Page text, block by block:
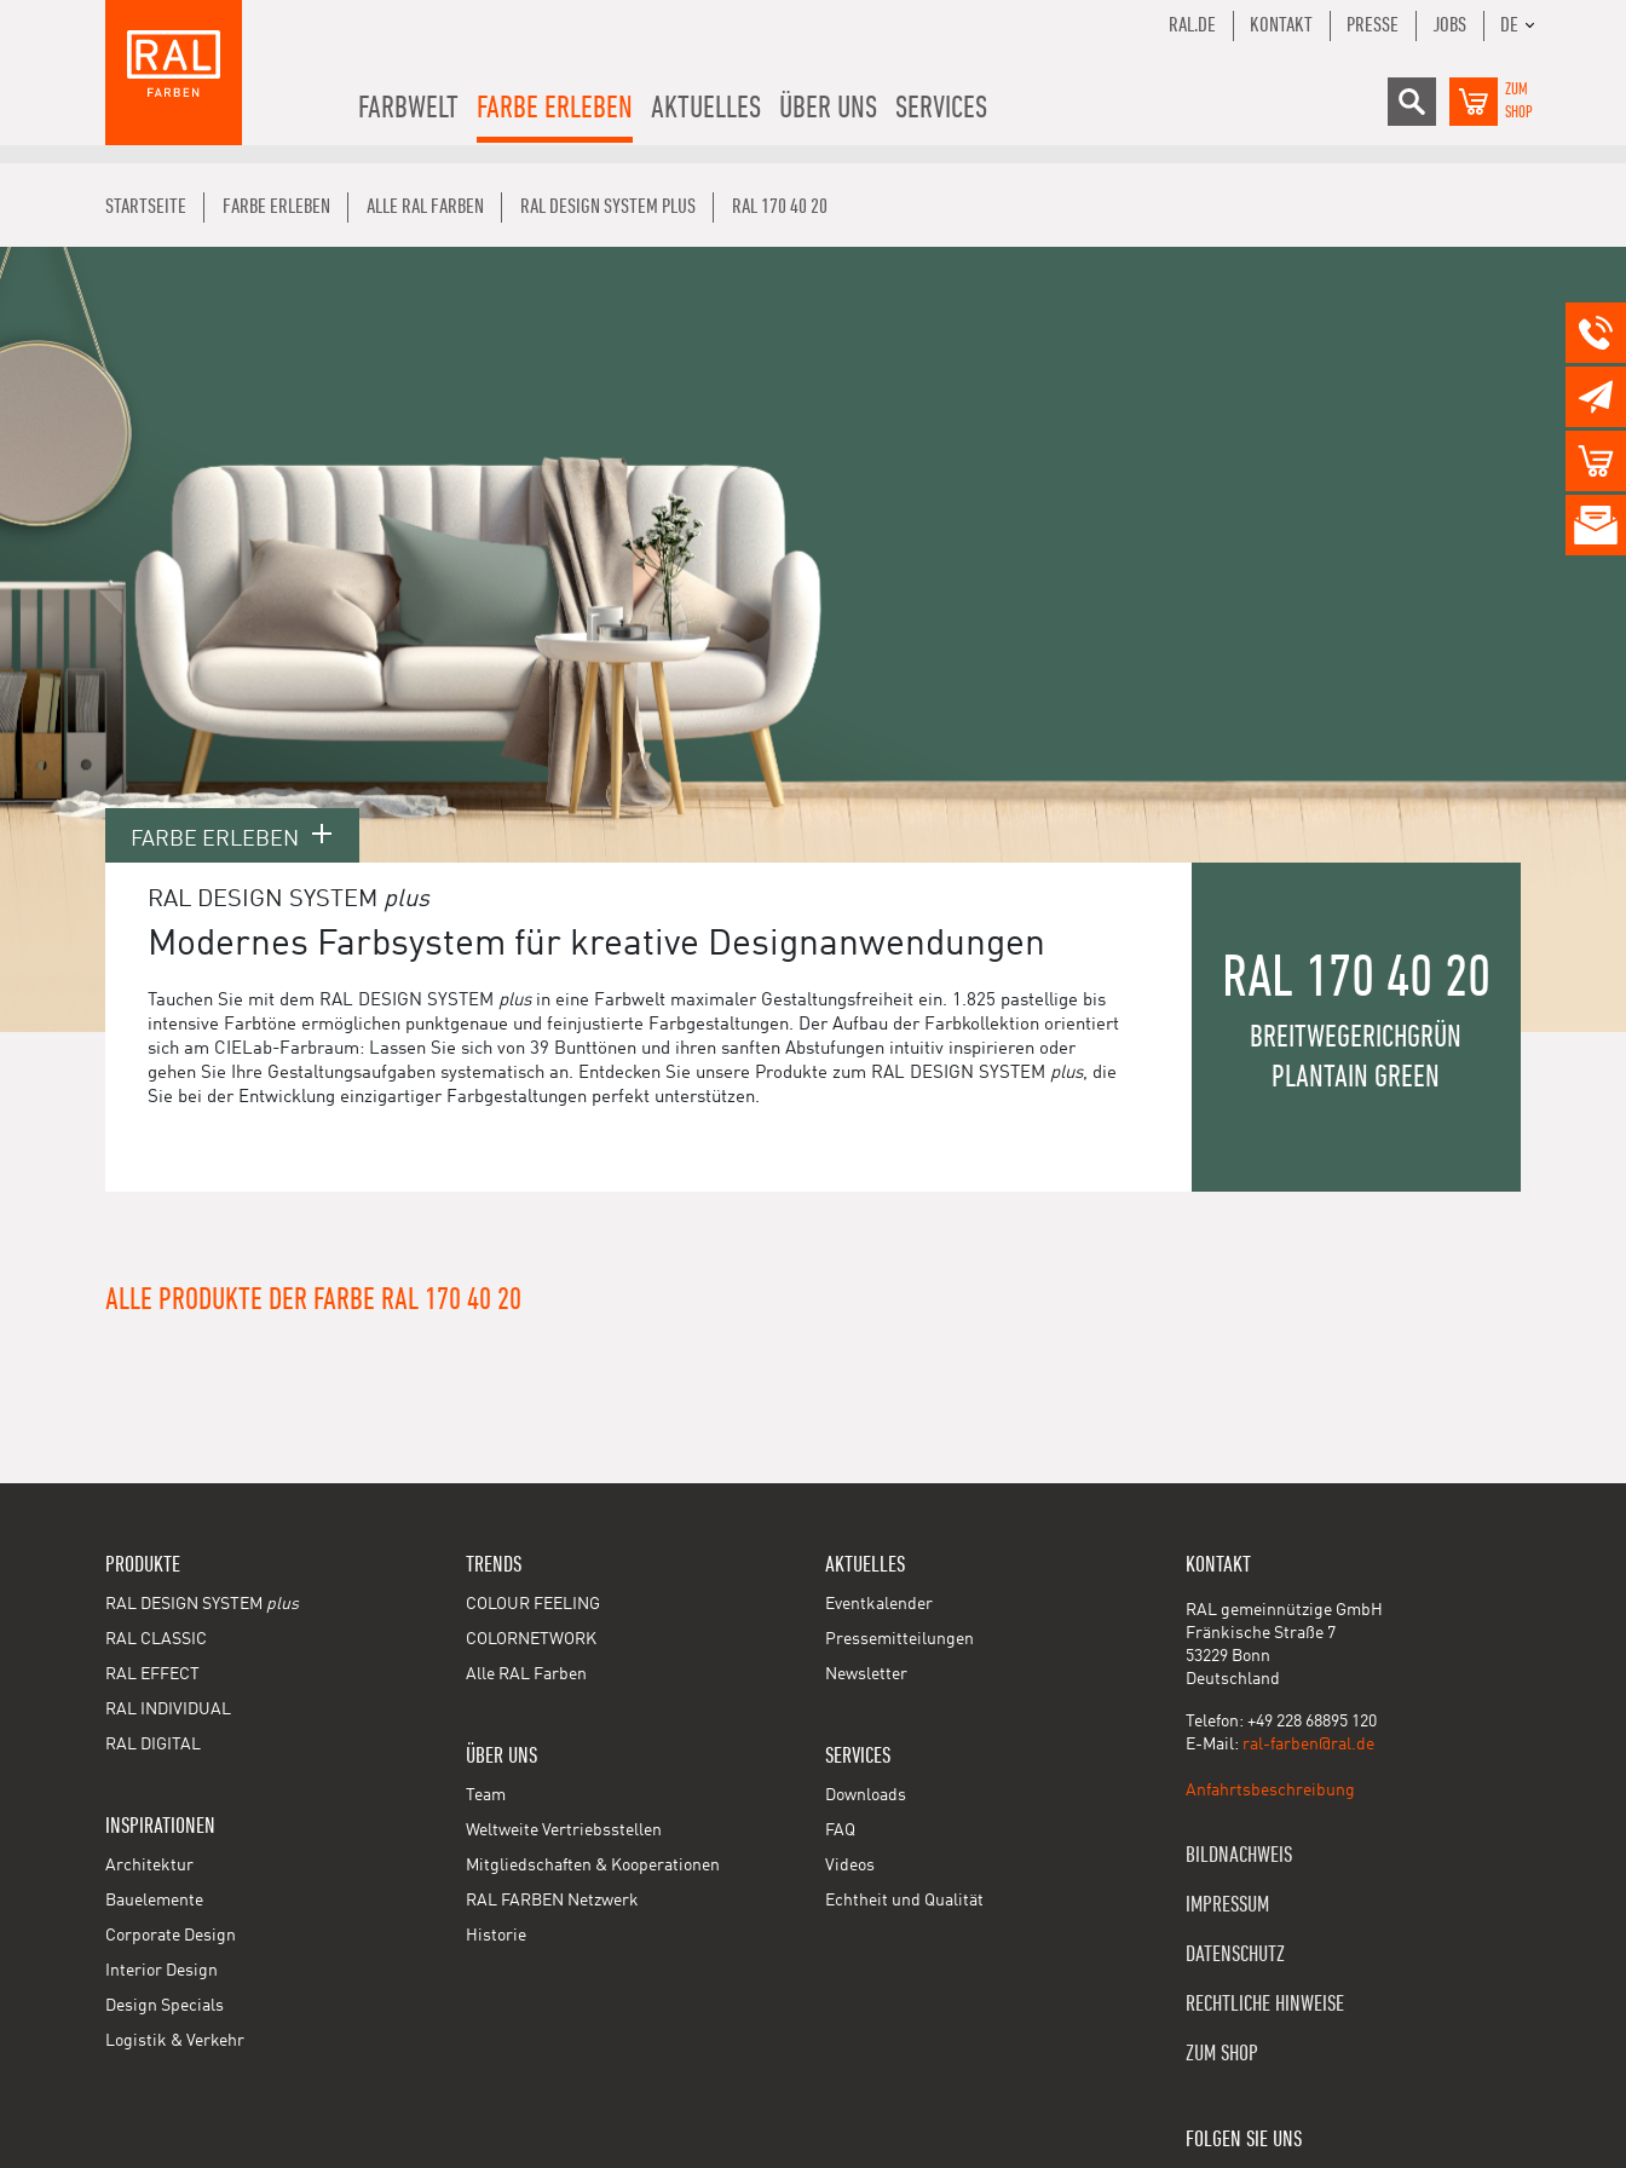
FARBWELT FARBE ERLEBEN AKTUELLES ÜBER UNS SERVICES
RAL.DE KONTAKT PRESSE JOBS DE
ZUM
SHOP
STARTSEITE FARBE ERLEBEN ALLE RAL FARBEN RAL DESIGN SYSTEM PLUS RAL 170 40 20
FARBE ERLEBEN
RAL DESIGN SYSTEM plus
Modernes Farbsystem für kreative Designanwendungen
Tauchen Sie mit dem RAL DESIGN SYSTEM plusin eine Farbwelt maximaler Gestaltungsfreiheit ein. 1.825 pastellige bis
intensive Farbtöne ermöglichen punktgenaue und feinjustierte Farbgestaltungen. Der Aufbau der Farbkollektion orientiert
sich am CIELab-Farbraum: Lassen Sie sich von 39 Bunttönen und ihren sanften Abstufungen intuitiv inspirieren oder
gehen Sie Ihre Gestaltungsaufgaben systematisch an. Entdecken Sie unsere Produkte zum RAL DESIGN SYSTEM plus, die
Sie bei der Entwicklung einzigartiger Farbgestaltungen perfekt unterstützen.
RAL 170 40 20
BREITWEGERICHGRÜN
PLANTAIN GREEN
ALLE PRODUKTE DER FARBE RAL 170 40 20
PRODUKTE
RAL DESIGN SYSTEM plus
RAL CLASSIC
RAL EFFECT
RAL INDIVIDUAL
RAL DIGITAL
INSPIRATIONEN
Architektur
Bauelemente
Corporate Design
Interior Design
Design Specials
Logistik & Verkehr
TRENDS
COLOUR FEELING
COLORNETWORK
Alle RAL Farben
ÜBER UNS
Team
Weltweite Vertriebsstellen
Mitgliedschaften & Kooperationen
RAL FARBEN Netzwerk
Historie
AKTUELLES
Eventkalender
Pressemitteilungen
Newsletter
SERVICES
Downloads
FAQ
Videos
Echtheit und Qualität
KONTAKT
RAL gemeinnützige GmbH
Fränkische Straße 7
53229 Bonn
Deutschland
Telefon: +49 228 68895 120
E-Mail: ral-farben@ral.de
Anfahrtsbeschreibung
BILDNACHWEIS
IMPRESSUM
DATENSCHUTZ
RECHTLICHE HINWEISE
ZUM SHOP
FOLGEN SIE UNS